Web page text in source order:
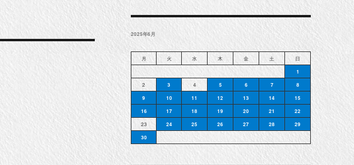
2025年6月
月 火 水 木 金 土
日
1
2
3 4 5 6 7
8
9
10 11 12 13 14
15
16
17 18 19 20 21
22
23
24 25 26 27 28
29
30